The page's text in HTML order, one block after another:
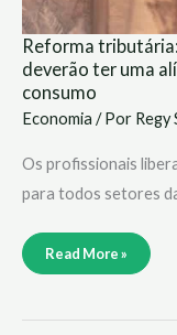
Reforma
deverão ter uma
consumo
Economia / Por Regy
Os profissionais
para todos setores
Read More »